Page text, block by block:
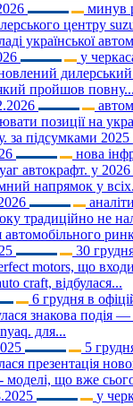
минув
центру
української
у
пройшов повну...
позиції на
за підсумками 2025
нова
автокрафт. у
напрямок у
традиційно не
автомобільного
30
motors, що
craft, відбулася...
6 грудня в
знакова подія
для...
5
презентація
моделі, що вже
у